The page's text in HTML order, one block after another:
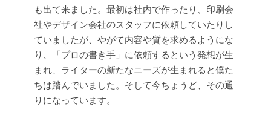
も出て来ました。最初は社内で作ったり、印刷会
社やデザイン会社のスタッフに依頼していたりし
ていましたが、やがて内容や質を求めるようにな
り、「プロの書き手」に依頼するという発想が生
まれ、ライターの新たなニーズが生まれると僕た
ちは踏んでいました。そして今ちょうど、その通
りになっています。